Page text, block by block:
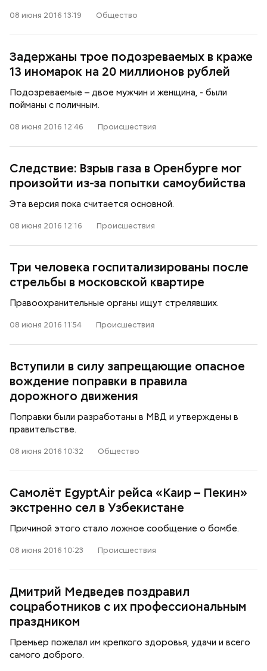
08 июня 2016 13:19 Общество
Задержаны трое подозреваемых в краже
13 иномарок на 20 миллионов рублей
Подозреваемые – двое мужчин и женщина, - были
пойманы с поличным.
08 июня 2016 12:46 Происшествия
Следствие: Взрыв газа в Оренбурге мог
произойти из-за попытки самоубийства
Эта версия пока считается основной.
08 июня 2016 12:16 Происшествия
Три человека госпитализированы после
стрельбы в московской квартире
Правоохранительные органы ищут стрелявших.
08 июня 2016 11:54 Происшествия
Вступили в силу запрещающие опасное
вождение поправки в правила
дорожного движения
Поправки были разработаны в МВД и утверждены в
правительстве.
08 июня 2016 10:32 Общество
Самолёт EgyptAir рейса «Каир – Пекин»
экстренно сел в Узбекистане
Причиной этого стало ложное сообщение о бомбе.
08 июня 2016 10:23 Происшествия
Дмитрий Медведев поздравил
соцработников с их профессиональным
праздником
Премьер пожелал им крепкого здоровья, удачи и всего
самого доброго.